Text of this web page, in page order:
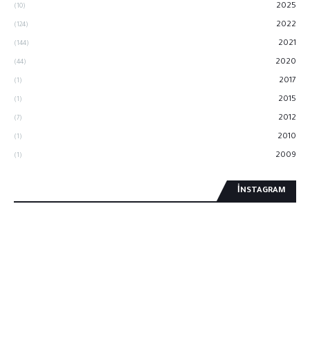
2025
(10)
2022
(124)
2021
(144)
2020
(44)
2017
(1)
2015
(1)
2012
(7)
2010
(1)
2009
(1)
İNSTAGRAM